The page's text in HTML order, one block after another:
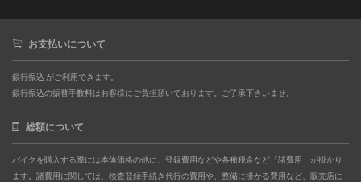
お支払いについて
銀行振込 がご利用できます。
銀行振込の振替手数料はお客様にご負担頂いております。ご了承下さいませ。
総額について
バイクを購入する際には本体価格の他に、登録費用などや各種税金など「諸費用」が掛かり
ます。諸費用に関しては、検査登録手続き代行の費用や、整備に掛かる費用など、販売店に